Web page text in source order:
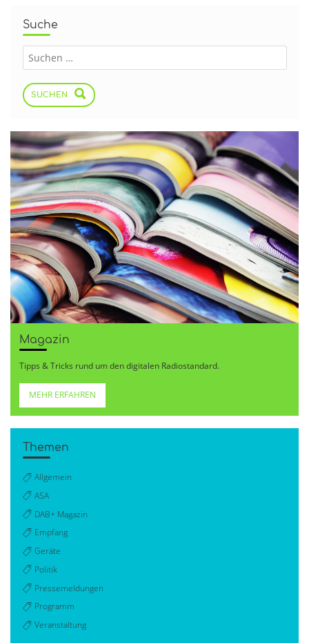
Suche
SUCHEN
Magazin
Tipps & Tricks rund um den digitalen Radiostandard.
MEHR ERFAHREN
Themen
Allgemein
ASA
DAB+ Magazin
Empfang
Geräte
Politik
Pressemeldungen
Programm
Veranstaltung